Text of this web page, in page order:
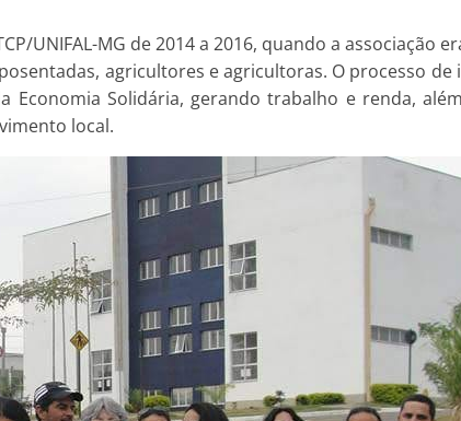
UNIFAL-MG de 2014 a 2016, quando a associação
agricultores e agricultoras. O processo de
Solidária, gerando trabalho e renda,
local.